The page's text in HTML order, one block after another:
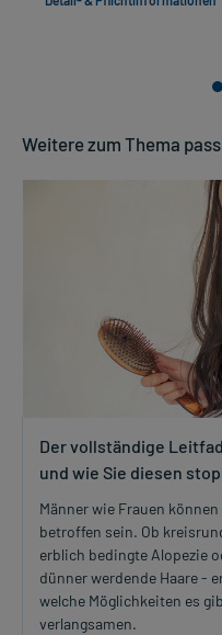
Weitere zum Thema
Der vollständige
und wie Sie diesen
Männer wie Frauen
betroffen sein. Ob
erblich bedingte Alopezie
dünner werdende Haare -
welche Möglichkeiten es
verlangsamen.